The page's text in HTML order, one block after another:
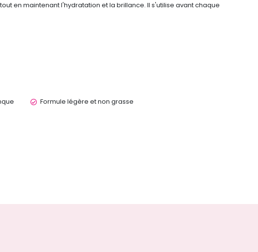
en maintenant l'hydratation et la brillance. Il s'utilise avant chaque
Formule légère et non grasse